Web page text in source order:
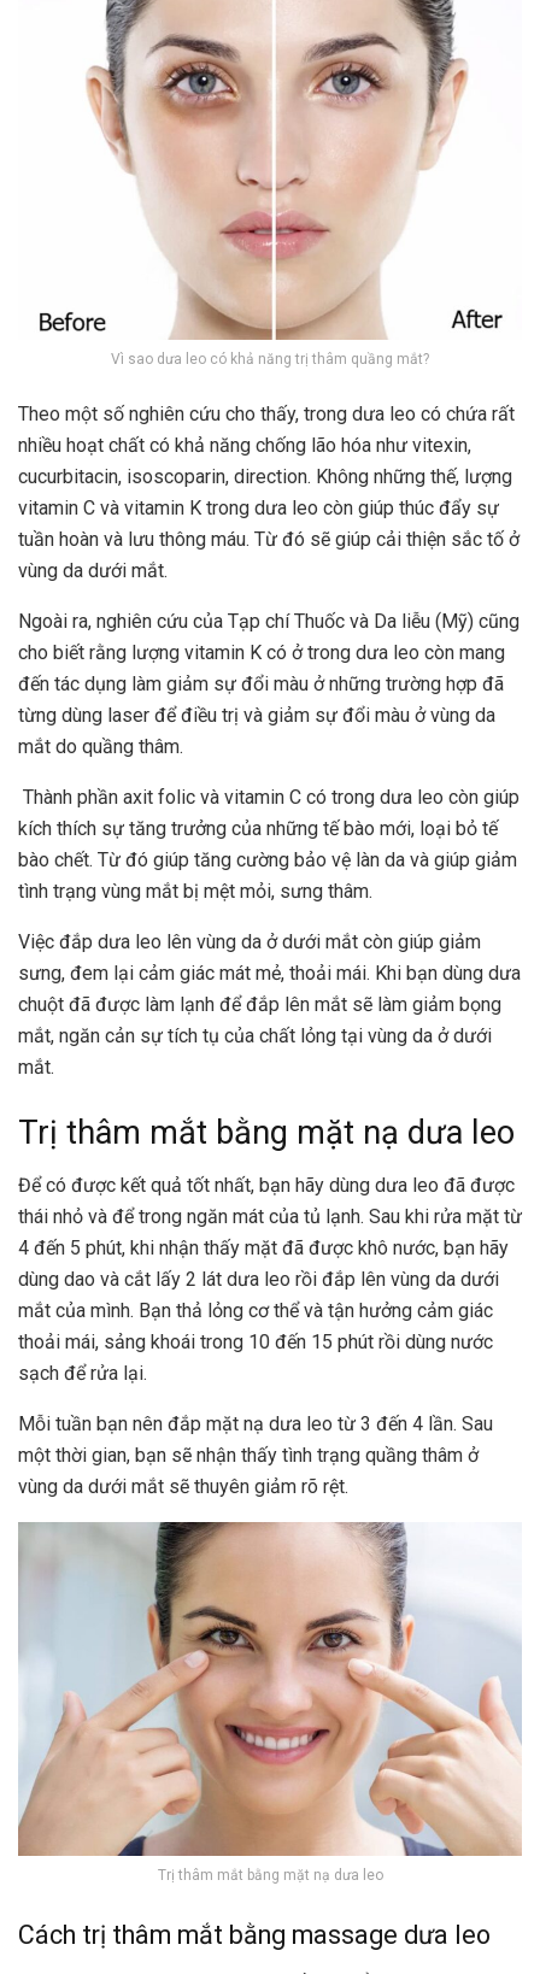
Vì sao dưa leo có khả năng trị thâm quầng mắt?
Theo một số nghiên cứu cho thấy, trong dưa leo có chứa rất
nhiều hoạt chất có khả năng chống lão hóa như vitexin,
cucurbitacin, isoscoparin, direction. Không những thế, lượng
vitamin C và vitamin K trong dưa leo còn giúp thúc đẩy sự
tuần hoàn và lưu thông máu. Từ đó sẽ giúp cải thiện sắc tố ở
vùng da dưới mắt.
Ngoài ra, nghiên cứu của Tạp chí Thuốc và Da liễu (Mỹ) cũng
cho biết rằng lượng vitamin K có ở trong dưa leo còn mang
đến tác dụng làm giảm sự đổi màu ở những trường hợp đã
từng dùng laser để điều trị và giảm sự đổi màu ở vùng da
mắt do quầng thâm.
Thành phần axit folic và vitamin C có trong dưa leo còn giúp
kích thích sự tăng trưởng của những tế bào mới, loại bỏ tế
bào chết. Từ đó giúp tăng cường bảo vệ làn da và giúp giảm
tình trạng vùng mắt bị mệt mỏi, sưng thâm.
Việc đắp dưa leo lên vùng da ở dưới mắt còn giúp giảm
sưng, đem lại cảm giác mát mẻ, thoải mái. Khi bạn dùng dưa
chuột đã được làm lạnh để đắp lên mắt sẽ làm giảm bọng
mắt, ngăn cản sự tích tụ của chất lỏng tại vùng da ở dưới
mắt.
Trị thâm mắt bằng mặt nạ dưa leo
Để có được kết quả tốt nhất, bạn hãy dùng dưa leo đã được
thái nhỏ và để trong ngăn mát của tủ lạnh. Sau khi rửa mặt từ
4 đến 5 phút, khi nhận thấy mặt đã được khô nước, bạn hãy
dùng dao và cắt lấy 2 lát dưa leo rồi đắp lên vùng da dưới
mắt của mình. Bạn thả lỏng cơ thể và tận hưởng cảm giác
thoải mái, sảng khoái trong 10 đến 15 phút rồi dùng nước
sạch để rửa lại.
Mỗi tuần bạn nên đắp mặt nạ dưa leo từ 3 đến 4 lần. Sau
một thời gian, bạn sẽ nhận thấy tình trạng quầng thâm ở
vùng da dưới mắt sẽ thuyên giảm rõ rệt.
Trị thâm mắt bằng mặt nạ dưa leo
Cách trị thâm mắt bằng massage dưa leo